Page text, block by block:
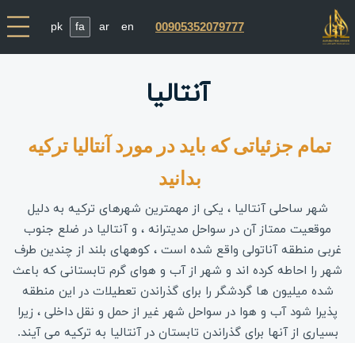
00905352079777
en
ar
fa
pk
آنتالیا
بدانید
شهر ساحلی آنتالیا ، یکی از مهمترین شهرهای ترکیه به دلیل
موقعیت ممتاز آن در سواحل مدیترانه ، و آنتالیا در ضلع جنوب
غربی منطقه آناتولی واقع شده است ، کوههای بلند از چندین طرف
شهر را احاطه کرده اند و شهر از آب و هوای گرم تابستانی که باعث
شده میلیون ها گردشگر را برای گذراندن تعطیلات در این منطقه
پذیرا شود آب و هوا در سواحل شهر غیر از حمل و نقل داخلی ، زیرا
بسیاری از آنها برای گذراندن تابستان در آنتالیا به ترکیه می آیند.